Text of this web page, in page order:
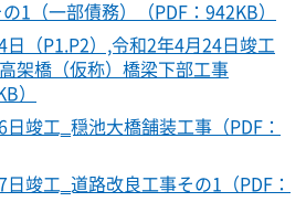
1（一部債務）（PDF：942KB）
（P1.P2）,令和2年4月24日竣工
高架橋（仮称）橋梁下部工事
）
竣工‗穏池大橋舗装工事（PDF：
竣工‗道路改良工事その1（PDF：